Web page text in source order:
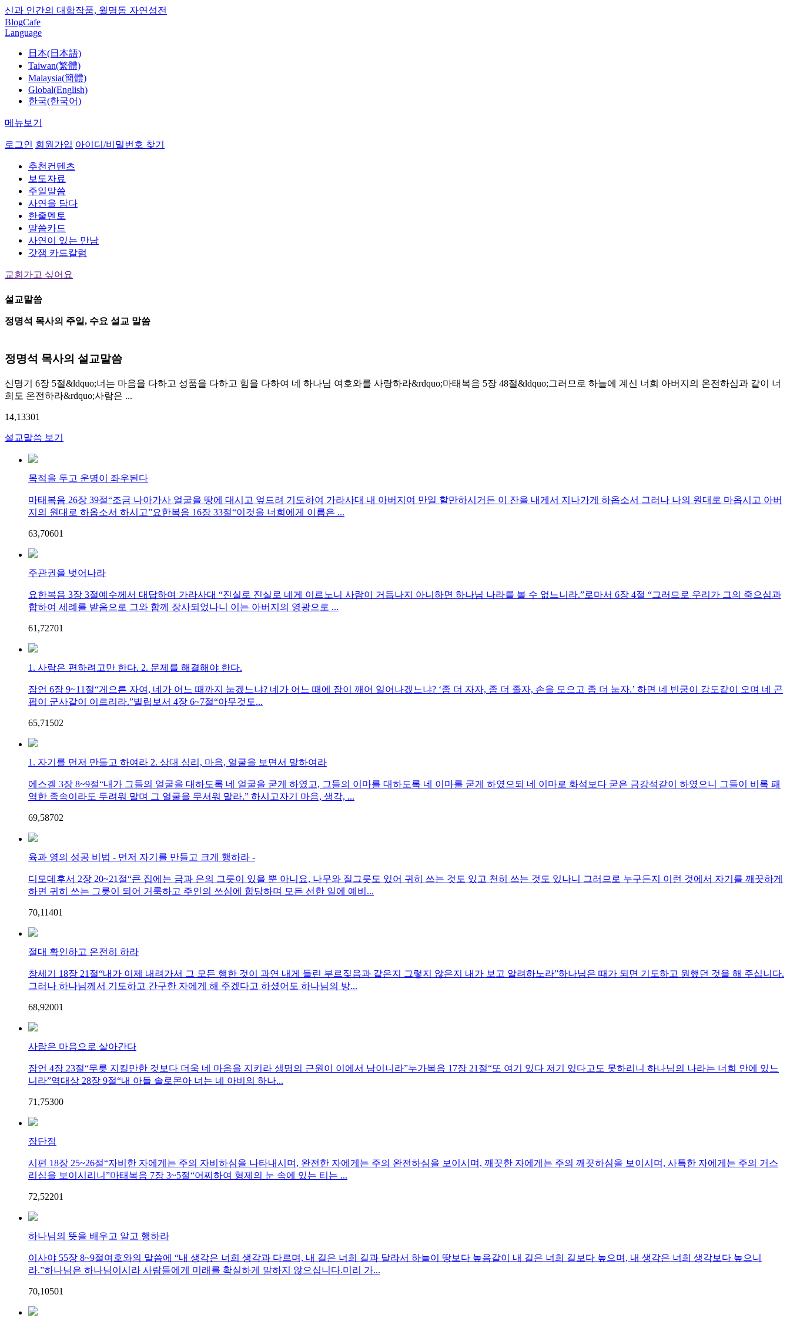
신과 인간의 대합작품, 월명동 자연성전
BlogCafe
Language
日本(日本語)
Taiwan(繁體)
Malaysia(簡體)
Global(English)
한국(한국어)
메뉴보기
로그인 회원가입 아이디/비밀번호 찾기
추천컨텐츠
보도자료
주일말씀
사연을 담다
한줄멘토
말씀카드
사연이 있는 만남
갓잼 카드칼럼
교회가고 싶어요
설교말씀
정명석 목사의 주일, 수요 설교 말씀
정명석 목사의 설교말씀
신명기 6장 5절&ldquo;너는 마음을 다하고 성품을 다하고 힘을 다하여 네 하나님 여호와를 사랑하라&rdquo;마태복음 5장 48절&ldquo;그러므로 하늘에 계신 너희 아버지의 온전하심과 같이 너
희도 온전하라&rdquo;사람은 ...
14,13301
설교말씀 보기
목적을 두고 운명이 좌우된다
마태복음 26장 39절“조금 나아가사 얼굴을 땅에 대시고 엎드려 기도하여 가라사대 내 아버지여 만일 할만하시거든 이 잔을 내게서 지나가게 하옵소서 그러나 나의 원대로 마옵시고 아버
지의 원대로 하옵소서 하시고”요한복음 16장 33절“이것을 너희에게 이름은 ...
63,70601
주관권을 벗어나라
요한복음 3장 3절예수께서 대답하여 가라사대 “진실로 진실로 네게 이르노니 사람이 거듭나지 아니하면 하나님 나라를 볼 수 없느니라.”로마서 6장 4절 “그러므로 우리가 그의 죽으심과
합하여 세례를 받음으로 그와 함께 장사되었나니 이는 아버지의 영광으로 ...
61,72701
1. 사람은 편하려고만 한다. 2. 문제를 해결해야 한다.
잠언 6장 9~11절“게으른 자여, 네가 어느 때까지 눕겠느냐? 네가 어느 때에 잠이 깨어 일어나겠느냐? ‘좀 더 자자, 좀 더 졸자, 손을 모으고 좀 더 눕자.’ 하면 네 빈궁이 강도같이 오며 네 곤
핍이 군사같이 이르리라.”빌립보서 4장 6~7절“아무것도...
65,71502
1. 자기를 먼저 만들고 하여라 2. 상대 심리, 마음, 얼굴을 보면서 말하여라
에스겔 3장 8~9절“내가 그들의 얼굴을 대하도록 네 얼굴을 굳게 하였고, 그들의 이마를 대하도록 네 이마를 굳게 하였으되 네 이마로 화석보다 굳은 금강석같이 하였으니 그들이 비록 패
역한 족속이라도 두려워 말며 그 얼굴을 무서워 말라.” 하시고자기 마음, 생각, ...
69,58702
육과 영의 성공 비법 - 먼저 자기를 만들고 크게 행하라 -
디모데후서 2장 20~21절“큰 집에는 금과 은의 그릇이 있을 뿐 아니요, 나무와 질그릇도 있어 귀히 쓰는 것도 있고 천히 쓰는 것도 있나니 그러므로 누구든지 이런 것에서 자기를 깨끗하게
하면 귀히 쓰는 그릇이 되어 거룩하고 주인의 쓰심에 합당하며 모든 선한 일에 예비...
70,11401
절대 확인하고 온전히 하라
창세기 18장 21절“내가 이제 내려가서 그 모든 행한 것이 과연 내게 들린 부르짖음과 같은지 그렇지 않은지 내가 보고 알려하노라”하나님은 때가 되면 기도하고 원했던 것을 해 주십니다.
그러나 하나님께서 기도하고 간구한 자에게 해 주겠다고 하셨어도 하나님의 방...
68,92001
사람은 마음으로 살아간다
잠언 4장 23절“무릇 지킬만한 것보다 더욱 네 마음을 지키라 생명의 근원이 이에서 남이니라”누가복음 17장 21절“또 여기 있다 저기 있다고도 못하리니 하나님의 나라는 너희 안에 있느
니라”역대상 28장 9절“내 아들 솔로몬아 너는 네 아비의 하나...
71,75300
장단점
시편 18장 25~26절“자비한 자에게는 주의 자비하심을 나타내시며, 완전한 자에게는 주의 완전하심을 보이시며, 깨끗한 자에게는 주의 깨끗하심을 보이시며, 사특한 자에게는 주의 거스
리심을 보이시리니”마태복음 7장 3~5절“어찌하여 형제의 눈 속에 있는 티는 ...
72,52201
하나님의 뜻을 배우고 알고 행하라
이사야 55장 8~9절여호와의 말씀에 “내 생각은 너희 생각과 다르며, 내 길은 너희 길과 달라서 하늘이 땅보다 높음같이 내 길은 너희 길보다 높으며, 내 생각은 너희 생각보다 높으니
라.”하나님은 하나님이시라 사람들에게 미래를 확실하게 말하지 않으십니다.미리 가...
70,10501